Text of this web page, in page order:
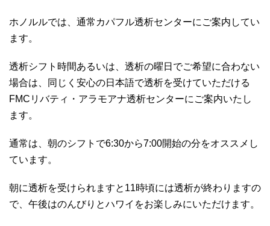
ホノルルでは、通常カパフル透析センターにご案内してい
ます。
透析シフト時間あるいは、透析の曜日でご希望に合わない
場合は、同じく安心の日本語で透析を受けていただける
FMCリバティ・アラモアナ透析センターにご案内いたし
ます。
通常は、朝のシフトで6:30から7:00開始の分をオススメし
ています。
朝に透析を受けられますと11時頃には透析が終わりますの
で、午後はのんびりとハワイをお楽しみにいただけます。